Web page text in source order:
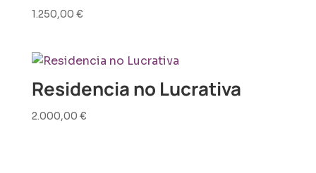
1.250,00 €
Residencia no Lucrativa
2.000,00 €